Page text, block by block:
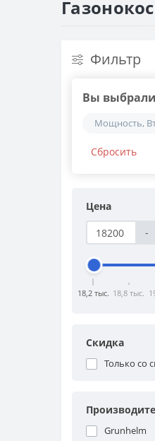
Фильтр
Вы
Мощность,
Сбросить
Цена
-
18,2 тыс. 18,8 тыс.
Скидка
Только со
Grunhelm